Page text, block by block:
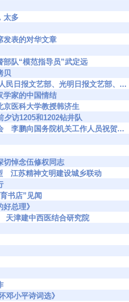
太多
表的对华文章
队“模范指导员”武定远
贝
日报文艺部、光明日报文艺部、...
家的中国情结
医科大学教授韩济生
访1205和1202钻井队
李鹏向国务院机关工作人员祝贺...
悼念伍修权同志
江苏精神文明建设城乡联动
书店”见闻
总理》
天津建中西医结合研究院
小平诗词选》